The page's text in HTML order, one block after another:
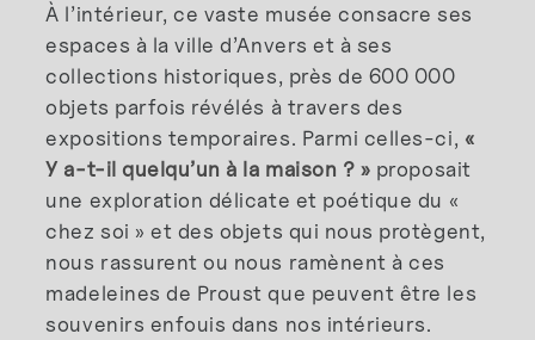
À l’intérieur, ce vaste musée consacre ses
espaces à la ville d’Anvers et à ses
collections historiques, près de 600 000
objets parfois révélés à travers des
expositions temporaires. Parmi celles-ci, «
Y a-t-il quelqu’un à la maison ? » proposait
une exploration délicate et poétique du «
chez soi » et des objets qui nous protègent,
nous rassurent ou nous ramènent à ces
madeleines de Proust que peuvent être les
souvenirs enfouis dans nos intérieurs.